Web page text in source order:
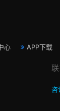
心 APP下载
咨